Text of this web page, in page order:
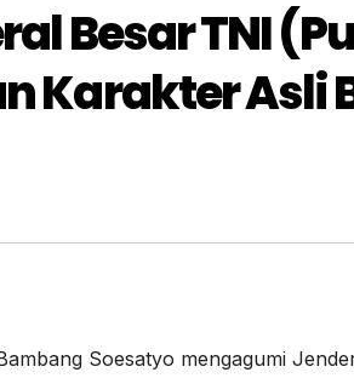
Besar TNI
Karakter Asli
Soesatyo mengagumi